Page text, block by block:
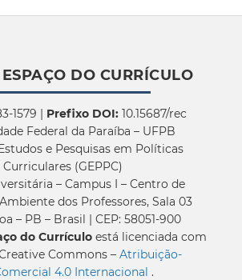
DO CURRÍCULO
1579 | Prefixo DOI:10.15687/rec
Federal da Paraíba – UFPB
e Pesquisas em Políticas
Curriculares (GEPPC)
– Campus I – Centro de
dos Professores, Sala 03
– PB – Brasil | CEP: 58051-900
do Currículo está licenciada com
Commons – Atribuição-
4.0 Internacional .